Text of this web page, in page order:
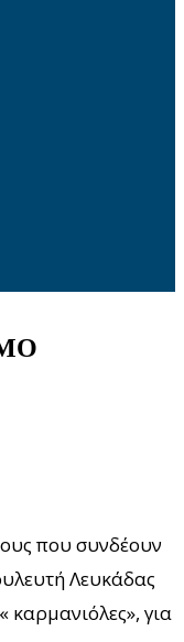
που συνδέουν
Λευκάδας
καρμανιόλες», για